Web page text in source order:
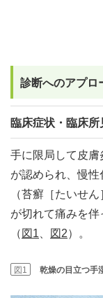
診断へのアプロ
臨床症状・臨床所
手に限局して皮
が認められ、慢
（苔癬［たいせ
が切れて痛みを
（ 図1 図2）。
図1 乾燥の目立つ手